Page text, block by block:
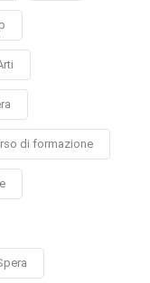
di formazione